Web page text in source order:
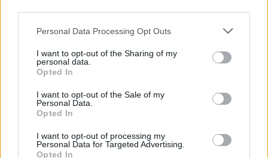
Please note that this website/app uses one or more Google
not limited to your visit or usage behaviour. You may click to
grant or deny consent to Google and its third-party tags to
use your data for below specified purposes in below Google
consent section.
Personal Data Processing Opt Outs
I want to opt-out of the Sharing of my
personal data.
Opted In
I want to opt-out of the Sale of my
Personal Data.
Opted In
I want to opt-out of processing my
Personal Data for Targeted Advertising.
Opted In
¿Cómo puedo redirigir a los
visitantes de mi página Web
excepto a mi?
3 abril, 2020